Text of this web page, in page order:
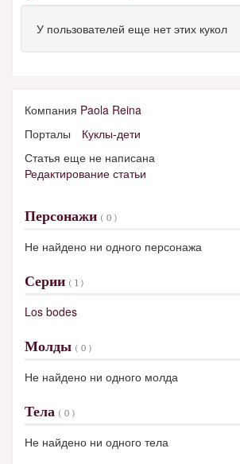
У пользователей еще нет этих кукол
Компания Paola Reina
Порталы
Куклы-дети
Статья еще не написана
Редактирование статьи
Персонажи ( 0 )
Не найдено ни одного персонажа
Серии ( 1 )
Los bodes
Молды ( 0 )
Не найдено ни одного молда
Тела ( 0 )
Не найдено ни одного тела